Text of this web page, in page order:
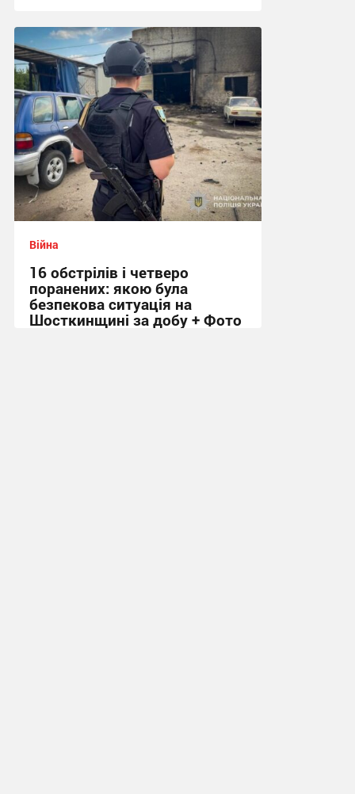
11:11 сьогодні
Війна
16 обстрілів і четверо
поранених: якою була
безпекова ситуація на
Шосткинщині за добу + Фото